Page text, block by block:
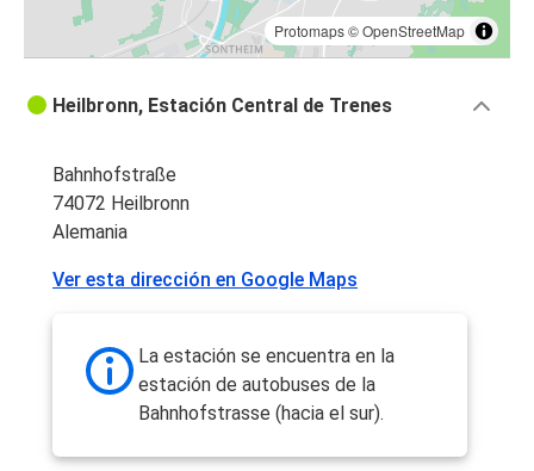
Protomaps©OpenStreetMap
Heilbronn, Estación Central de Trenes
Bahnhofstraße
74072 Heilbronn
Alemania
Ver esta dirección en Google Maps
La estación se encuentra en la
estación de autobuses de la
Bahnhofstrasse (hacia el sur).